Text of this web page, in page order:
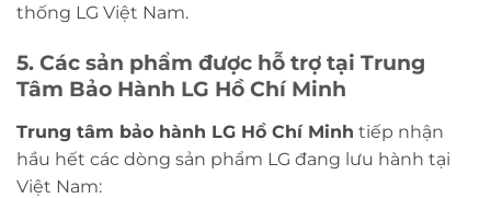
thống LG Việt Nam.
5. Các sản phẩm được hỗ trợ tại Trung
Tâm Bảo Hành LG Hồ Chí Minh
Trung tâm bảo hành LG Hồ Chí Minh tiếp nhận
hầu hết các dòng sản phẩm LG đang lưu hành tại
Việt Nam: